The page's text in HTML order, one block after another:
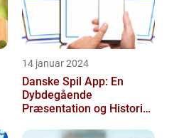
14 januar 2024
Danske Spil App: En
Dybdegående
Præsentation og Historisk